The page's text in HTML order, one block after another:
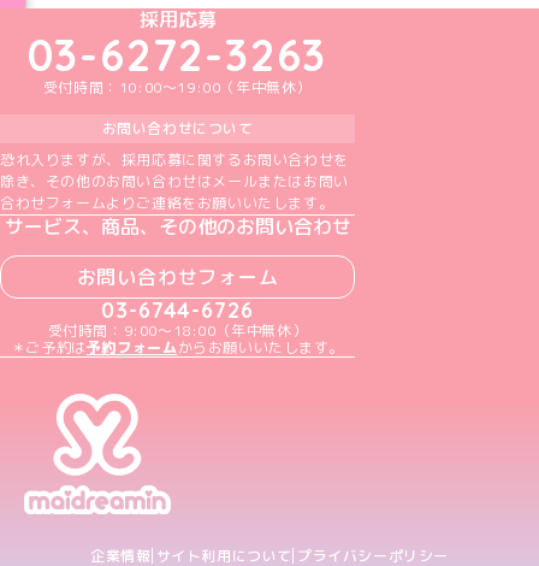
めいどりーみんTikTok公式アカウント
めいどりーみんX公式アカウント
めいどりーみんInstagram公式アカウント
めいどりーみんFacebook公式アカウン
めいどりーみんYouTube公式アカ
採用応募
03-6272-3263
受付時間：10:00～19:00（年中無休）
お問い合わせについて
恐れ入りますが、採用応募に関するお問い合わせを
除き、その他のお問い合わせはメールまたはお問い
合わせフォームよりご連絡をお願いいたします。
サービス、商品、その他のお問い合わせ
お問い合わせフォーム
03-6744-6726
受付時間：9:00～18:00（年中無休）
＊ご予約は予約フォームからお願いいたします。
企業情報 サイト利用について プライバシーポリシー